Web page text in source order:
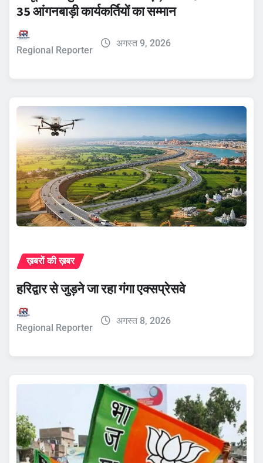
35 आंगनबाड़ी कार्यकर्तियों का सम्मान
Regional Reporter
अगस्त 9, 2026
ख़बरों की ख़बर
हरिद्वार से जुड़ने जा रहा गंगा एक्सप्रेसवे
Regional Reporter
अगस्त 8, 2026